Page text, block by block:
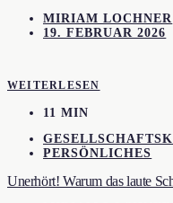
MIRIAM LOCHNER
19. FEBRUAR 2026
WEITERLESEN
11 MIN
PERSÖNLICHES
Unerhört! Warum das laute